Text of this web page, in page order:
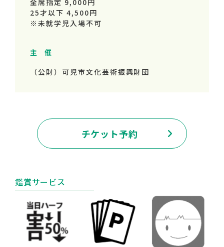
25才以下 4,500円
※未就学児入場不可
主 催
（公財）可児市文化芸術振興財団
チケット予約
鑑賞サービス